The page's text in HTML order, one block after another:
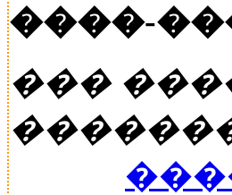
����-
���